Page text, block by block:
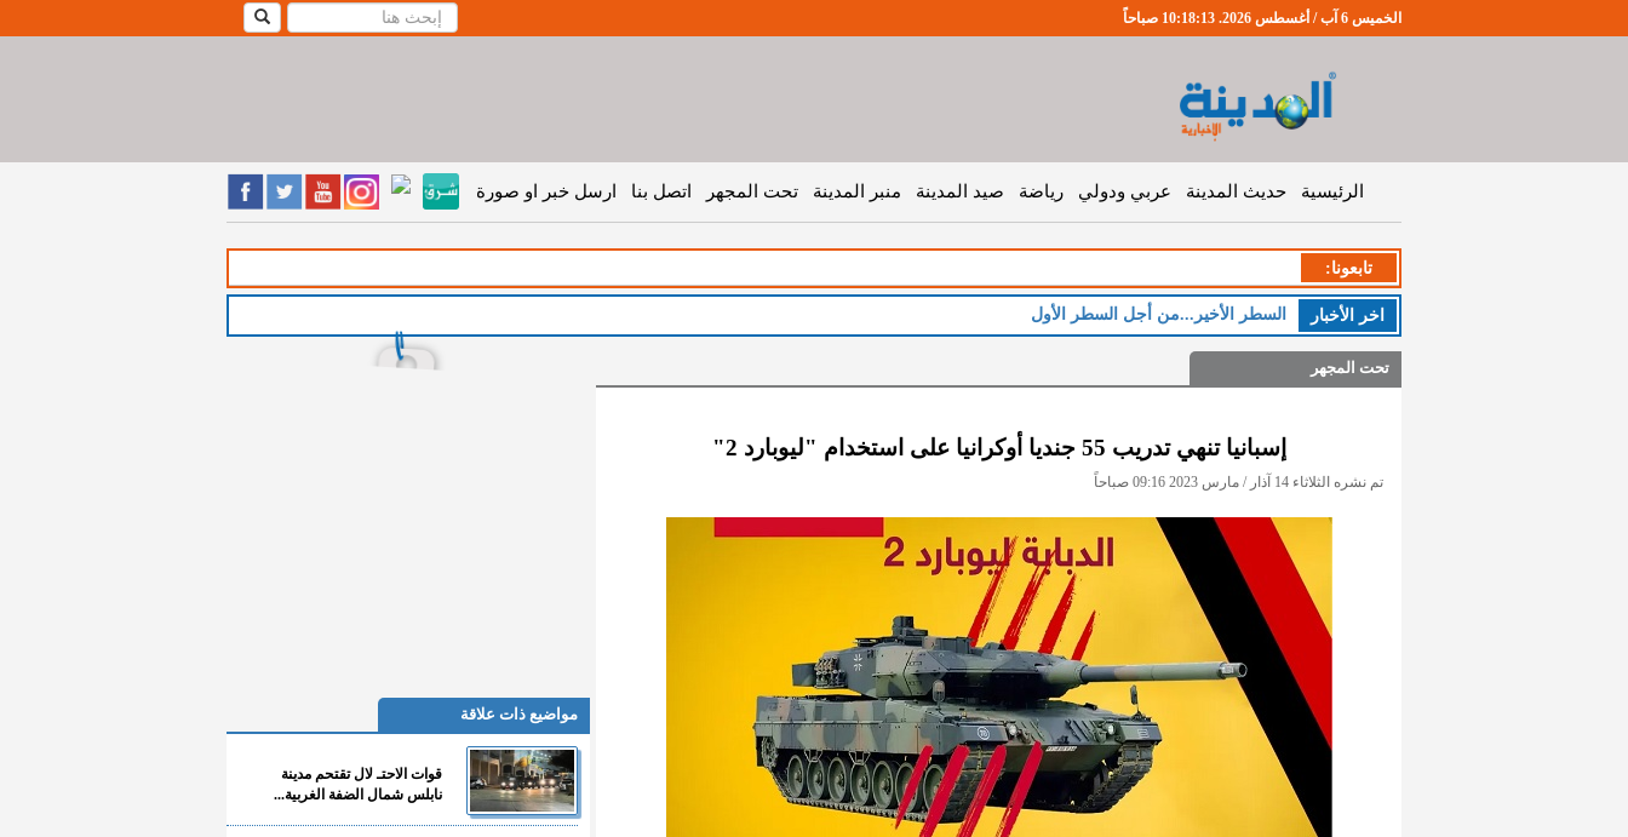
الخميس 6 آب / أغسطس 2026. 10:18:13 صباحاً
الرئيسية حديث المدينة عربي ودولي رياضة صيد المدينة منبر المدينة تحت المجهر اتصل بنا ارسل خبر او صورة
تابعونا:
اخر اﻷخبار السطر الأخير...من أجل السطر الأول
تحت المجهر
إسبانيا تنهي تدريب 55 جنديا أوكرانيا على استخدام "ليوبارد 2"
تم نشره الثلاثاء 14 آذار / مارس 2023 09:16 صباحاً
مواضيع ذات علاقة
قوات الاحتـ لال تقتحم مدينة
نابلس شمال الضفة الغربية...